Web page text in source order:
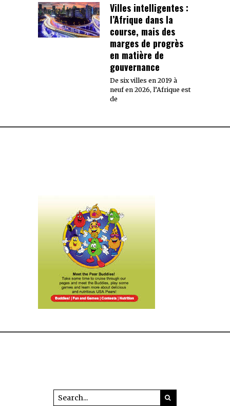
Villes intelligentes :
l’Afrique dans la
course, mais des
marges de progrès
en matière de
gouvernance
De six villes en 2019 à
neuf en 2026, l’Afrique est
de